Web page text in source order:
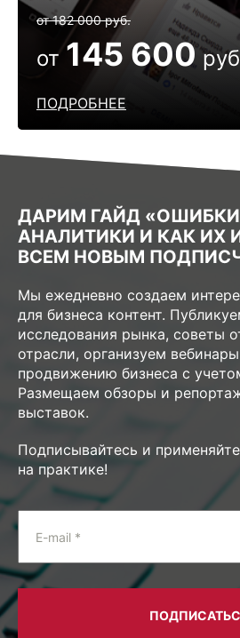
ПОДРОБНЕЕ
от 182 000 руб.
от 145 600
ДАРИМ ГАЙД
АНАЛИТИКИ И КАК ИХ
ВСЕМ НОВЫМ
Мы ежедневно создаем
для бизнеса контент.
исследования рынка, советы
отрасли, организуем
продвижению бизнеса с
Размещаем обзоры и
выставок.
Подписывайтесь и
на практике!
E-mail *